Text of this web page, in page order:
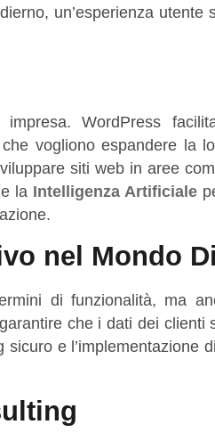
un’esperienza utente
WordPress
vogliono espandere la
siti web in aree
la Intelligenza Artificiale
nel Mondo
di funzionalità, ma
che i dati dei clienti
e l’implementazione